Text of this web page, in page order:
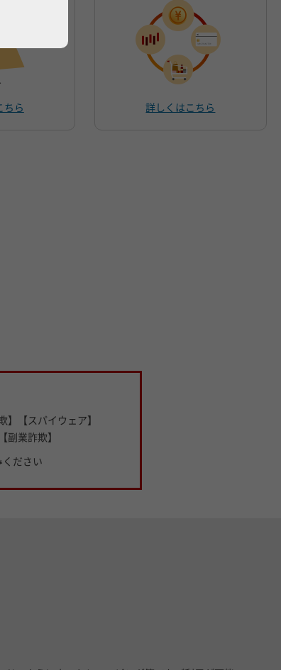
ちら 詳しくはこちら
【スパイウェア】
副業詐欺】
ください